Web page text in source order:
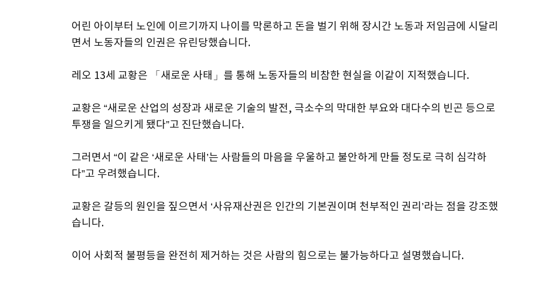
어린 아이부터 노인에 이르기까지 나이를 막론하고 돈을 벌기 위해 장시간 노동과 저임금에 시달리
면서 노동자들의 인권은 유린당했습니다.
레오 13세 교황은 「새로운 사태」를 통해 노동자들의 비참한 현실을 이같이 지적했습니다.
교황은 “새로운 산업의 성장과 새로운 기술의 발전, 극소수의 막대한 부요와 대다수의 빈곤 등으로
투쟁을 일으키게 됐다”고 진단했습니다.
그러면서 “이 같은 ‘새로운 사태’는 사람들의 마음을 우울하고 불안하게 만들 정도로 극히 심각하
다”고 우려했습니다.
교황은 갈등의 원인을 짚으면서 ‘사유재산권은 인간의 기본권이며 천부적인 권리’라는 점을 강조했
습니다.
이어 사회적 불평등을 완전히 제거하는 것은 사람의 힘으로는 불가능하다고 설명했습니다.